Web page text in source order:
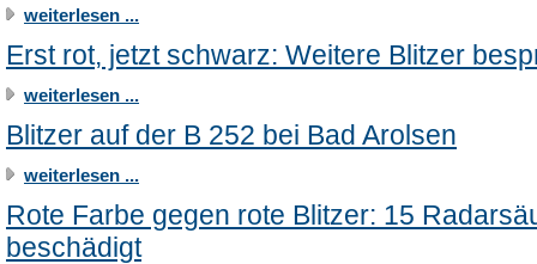
weiterlesen ...
Erst rot, jetzt schwarz: Weitere Blitzer
weiterlesen ...
Blitzer auf der B 252 bei Bad Arolsen
weiterlesen ...
Rote Farbe gegen rote Blitzer: 15
beschädigt